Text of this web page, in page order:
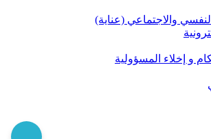
والاجتماعي (عناية)
و إخلاء المسؤولية